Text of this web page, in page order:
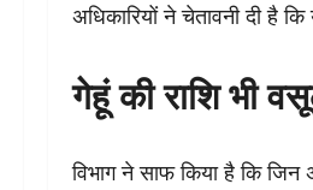
अधिकारियों ने चेतावनी दी है
गेहूं की राशि भी
विभाग ने साफ किया है कि